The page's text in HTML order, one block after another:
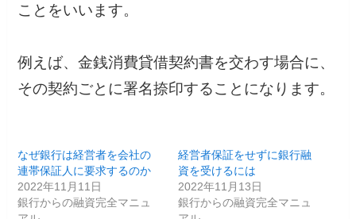
ことをいいます。
例えば、金銭消費貸借契約書を交わす場合に、
その契約ごとに署名捺印することになります。
なぜ銀行は経営者を会社の
連帯保証人に要求するのか
2022年11月11日
銀行からの融資完全マニュ
経営者保証をせずに銀行融
資を受けるには
2022年11月13日
銀行からの融資完全マニュ